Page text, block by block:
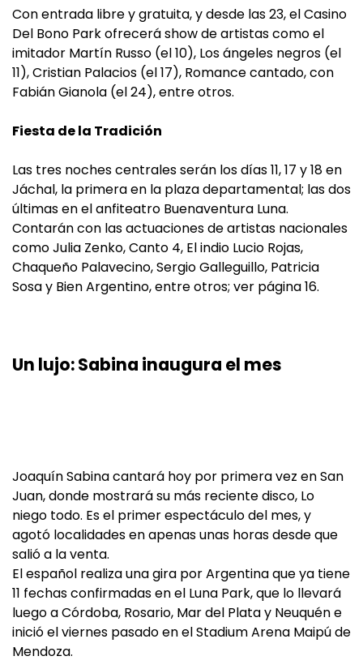
Con entrada libre y gratuita, y desde las 23, el Casino
Del Bono Park ofrecerá show de artistas como el
imitador Martín Russo (el 10), Los ángeles negros (el
11), Cristian Palacios (el 17), Romance cantado, con
Fabián Gianola (el 24), entre otros.
Fiesta de la Tradición
Las tres noches centrales serán los días 11, 17 y 18 en
Jáchal, la primera en la plaza departamental; las dos
últimas en el anfiteatro Buenaventura Luna.
Contarán con las actuaciones de artistas nacionales
como Julia Zenko, Canto 4, El indio Lucio Rojas,
Chaqueño Palavecino, Sergio Galleguillo, Patricia
Sosa y Bien Argentino, entre otros; ver página 16.
Un lujo: Sabina inaugura el mes
Joaquín Sabina cantará hoy por primera vez en San
Juan, donde mostrará su más reciente disco, Lo
niego todo. Es el primer espectáculo del mes, y
agotó localidades en apenas unas horas desde que
salió a la venta.
El español realiza una gira por Argentina que ya tiene
11 fechas confirmadas en el Luna Park, que lo llevará
luego a Córdoba, Rosario, Mar del Plata y Neuquén e
inició el viernes pasado en el Stadium Arena Maipú de
Mendoza.